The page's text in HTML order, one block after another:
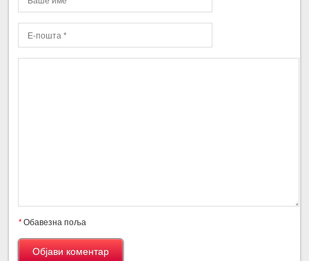
*Обавезна поља